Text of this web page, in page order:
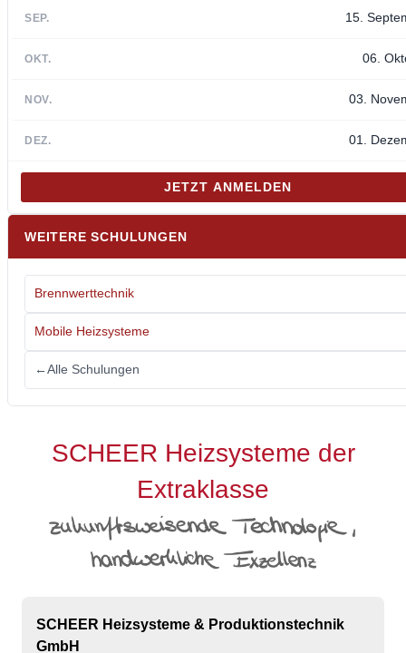
SEP. 15.
OKT. 06.
NOV. 03.
DEZ. 01.
JETZT ANMELDEN
WEITERE SCHULUNGEN
Brennwerttechnik
Mobile Heizsysteme
←Alle Schulungen
SCHEER Heizsysteme der
Extraklasse
SCHEER Heizsysteme & Produktionstechnik
GmbH